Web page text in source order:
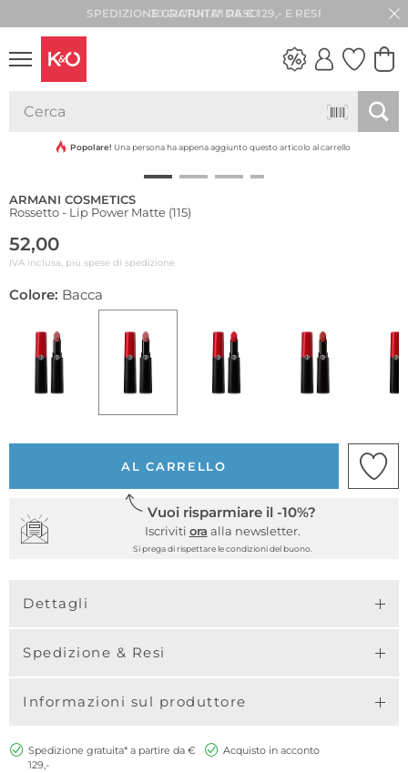
30 GIORNI DI RESO
VIBES
Popolare! Una persona ha appena aggiunto questo articolo al carrello
ARMANI COSMETICS
Rossetto - Lip Power Matte (115)
52,00
IVA inclusa, più spese di spedizione
Colore: Bacca
AL CARRELLO
Vuoi risparmiare il -10%?
Iscriviti ora alla newsletter.
Si prega di rispettare le condizioni del buono.
Dettagli
Spedizione & Resi
Informazioni sul produttore
Spedizione gratuita* a partire da €
129,-
Acquisto in acconto